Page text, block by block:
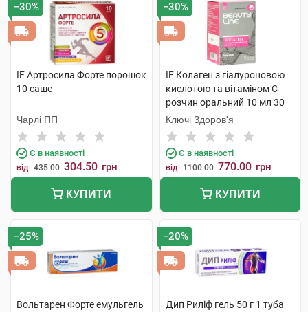
−30%
IF Артросила Форте порошок
10 саше
Чарлі ПП
Є в наявності
від 435.00 304.50 грн
КУПИТИ
−30%
IF Колаген з гіалуроновою
кислотою та вітаміном C
розчин оральний 10 мл 30
стіків
Ключі Здоров'я
Є в наявності
від 1100.00 770.00 грн
КУПИТИ
−25%
Вольтарен Форте емульгель
−20%
Дип Риліф гель 50 г 1 туба